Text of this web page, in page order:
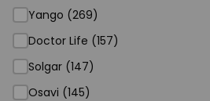
Yango (269)
Doctor Life (157)
Solgar (147)
Osavi (145)